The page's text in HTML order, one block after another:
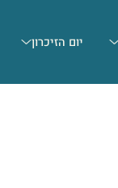
יום הזיכרון